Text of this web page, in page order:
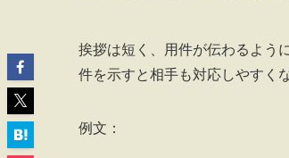
挨拶は短く、用件が伝わるよう
件を示すと相手も対応しやすく
例文：